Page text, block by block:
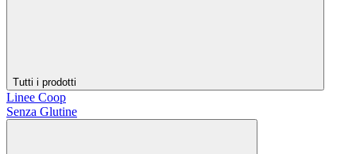
Tutti i prodotti
Linee Coop
Senza Glutine